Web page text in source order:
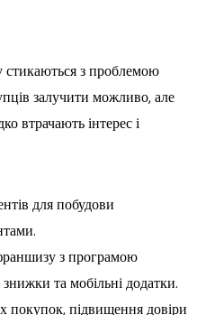
стикаються з проблемою
залучити можливо, але
втрачають інтерес і
для побудови
з програмою
та мобільні додатки.
покупок, підвищення довіри